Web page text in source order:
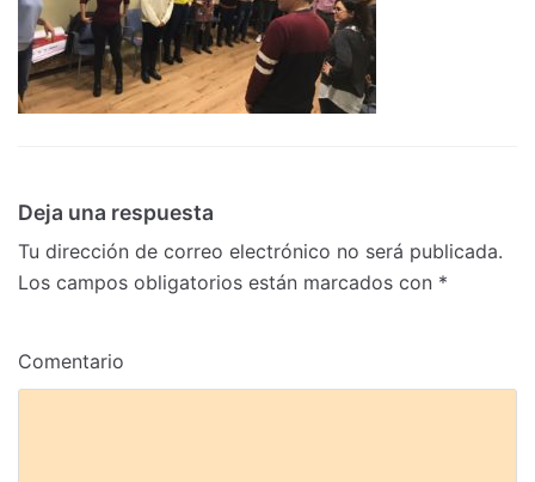
Deja una respuesta
Tu dirección de correo electrónico no será publicada.
Los campos obligatorios están marcados con *
Comentario